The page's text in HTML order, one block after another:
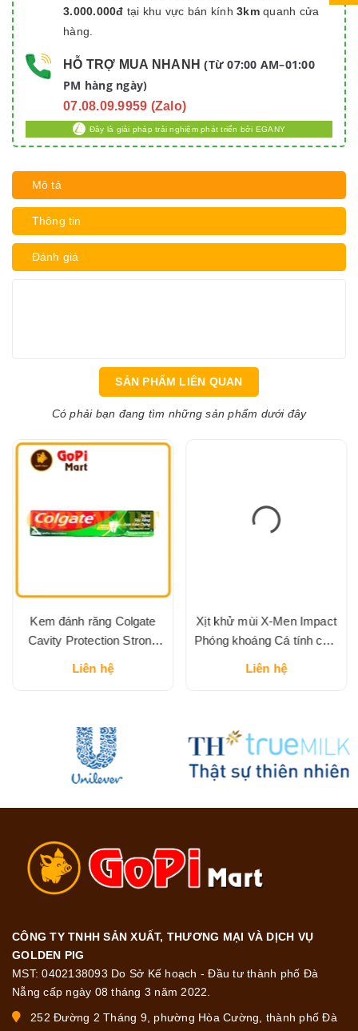
3.000.000đ tại khu vực bán kính 3kmquanh cửa
hàng.
HỖ TRỢ MUA NHANH (Từ 07:00 AM–01:00
PM hàng ngày)
07.08.09.9959 (Zalo)
Đây là giải pháp trải nghiệm phát triển bởi EGANY
Mô tả
Thông tin
Đánh giá
SẢN PHẨM LIÊN QUAN
Có phải bạn đang tìm những sản phẩm dưới đây
Kem đánh răng Colgate
Cavity Protection Strong
chắc khỏe 45g
Liên hệ
Xịt khử mùi X-Men Impact
Phóng khoáng Cá tính chai
Liên hệ
CÔNG TY TNHH SẢN XUẤT, THƯƠNG MẠI VÀ DỊCH VỤ
GOLDEN PIG
MST: 0402138093 Do Sở Kế hoạch - Đầu tư thành phố Đà
Nẵng cấp ngày 08 tháng 3 năm 2022.
252 Đường 2 Tháng 9, phường Hòa Cường, thành phố Đà